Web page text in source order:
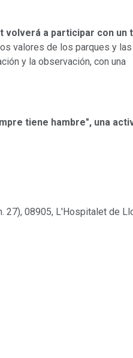
volverá a participar con un
valores de los parques y
y la observación, con una
tiene hambre", una
27), 08905, L'Hospitalet de